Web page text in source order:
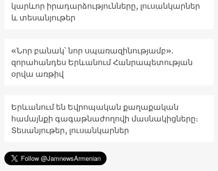
կարևոր իրադարձությունները, լուսանկարներ
և տեսանյութեր
«Նոր բանակ՝ նոր սպառազինությամբ».
զորահանդես Երևանում Հանրապետության
օրվա առթիվ
Երևանում են Եվրոպական քաղաքական
համայնքի գագաթնաժողովի մասնակիցները։
Տեսանյութեր, լուսանկարներ